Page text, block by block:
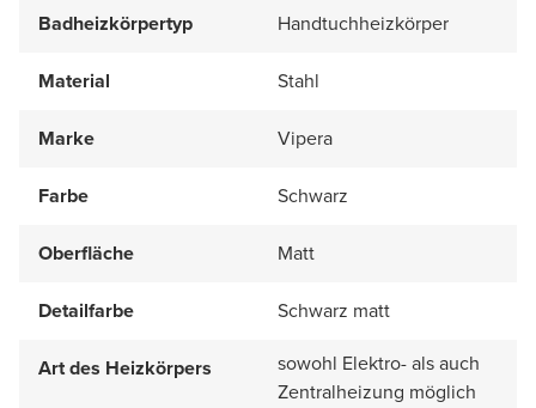
Badheizkörpertyp Handtuchheizkörper
Material Stahl
Marke Vipera
Farbe Schwarz
Oberfläche Matt
Detailfarbe Schwarz matt
Art des Heizkörpers
sowohl Elektro- als auch
Zentralheizung möglich